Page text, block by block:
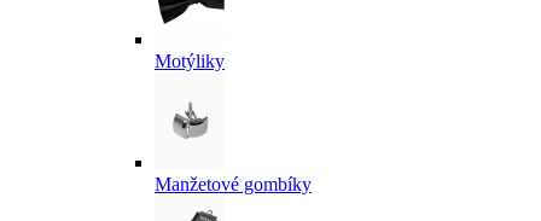
Motýliky
Manžetové gombíky